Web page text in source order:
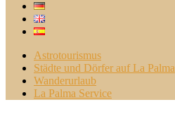
Astrotourismus
Städte und Dörfer auf La Palma
Wanderurlaub
La Palma Service